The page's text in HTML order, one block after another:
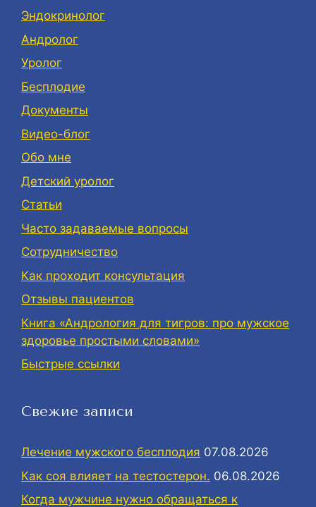
Эндокринолог
Андролог
Уролог
Бесплодие
Документы
Видео-блог
Обо мне
Детский уролог
Статьи
Часто задаваемые вопросы
Сотрудничество
Как проходит консультация
Отзывы пациентов
Книга «Андрология для тигров: про мужское
здоровье простыми словами»
Быстрые ссылки
Свежие записи
Лечение мужского бесплодия 07.08.2026
Как соя влияет на тестостерон. 06.08.2026
Когда мужчине нужно обращаться к